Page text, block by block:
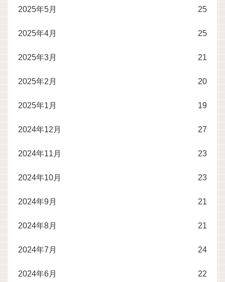
2025年5月 25
2025年4月 25
2025年3月 21
2025年2月 20
2025年1月 19
2024年12月 27
2024年11月 23
2024年10月 23
2024年9月 21
2024年8月 21
2024年7月 24
2024年6月 22